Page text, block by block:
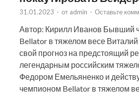
31.01.2023 - от admin - Оставьте
Автор: Кирилл Иванов Бывший
Bellator в тяжелом весе
свой прогноз на предстоящий
легендарным российским
Федором Емельяненко и
чемпионом Bellator в тяжелом